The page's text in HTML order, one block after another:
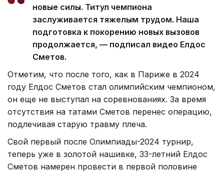
новые силы. Титул чемпиона
заслуживается тяжелым трудом. Наша
подготовка к покорению новых вызовов
продолжается, — подписал видео Елдос
Сметов.
Отметим, что после того, как в Париже в 2024
году Елдос Сметов стал олимпийским чемпионом,
он еще не выступал на соревнованиях. За время
отсутствия на татами Сметов перенес операцию,
подлечивая старую травму плеча.
Свой первый после Олимпиады-2024 турнир,
теперь уже в золотой нашивке, 33-летний Елдос
Сметов намерен провести в первой половине